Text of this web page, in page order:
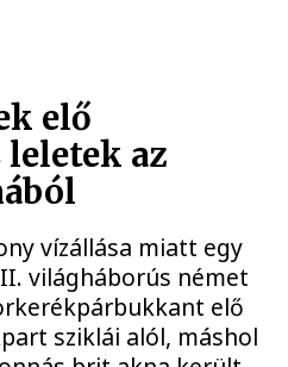
elő
az
vízállása miatt egy
világháborús német
elő
sziklái alól, máshol